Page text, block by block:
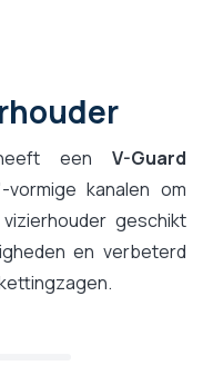
een V-Guard
kanalen om
geschikt
en verbeterd